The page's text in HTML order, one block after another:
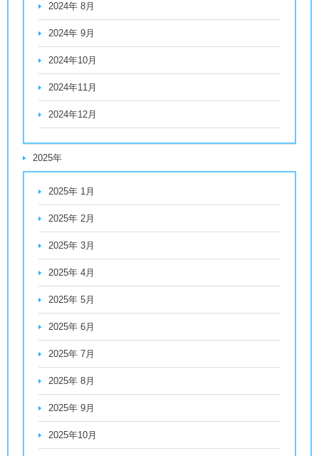
2024年 8月
2024年 9月
2024年10月
2024年11月
2024年12月
2025年
2025年 1月
2025年 2月
2025年 3月
2025年 4月
2025年 5月
2025年 6月
2025年 7月
2025年 8月
2025年 9月
2025年10月